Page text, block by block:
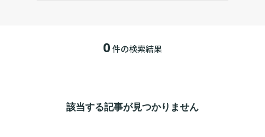
0 件の検索結果
該当する記事が見つかりません